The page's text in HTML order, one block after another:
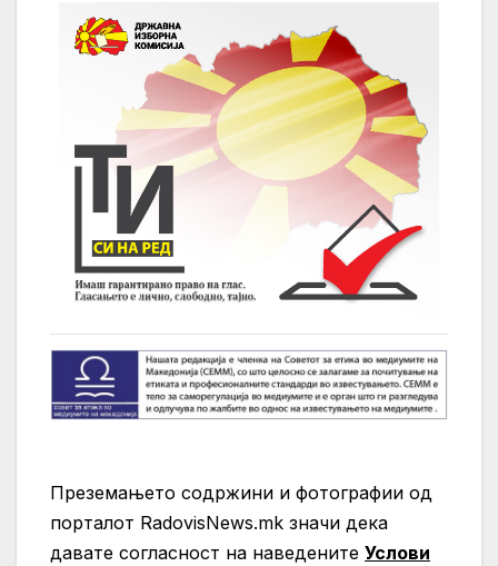
Преземањето содржини и фотографии од
порталот RadovisNews.mk значи дека
давате согласност на нaведените Услови